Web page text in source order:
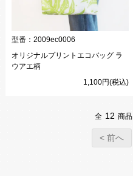
型番： 2009ec0006
オリジナルプリントエコバッグ ラ
ウアエ柄
1,100円(税込)
全 12 商品
< 前へ